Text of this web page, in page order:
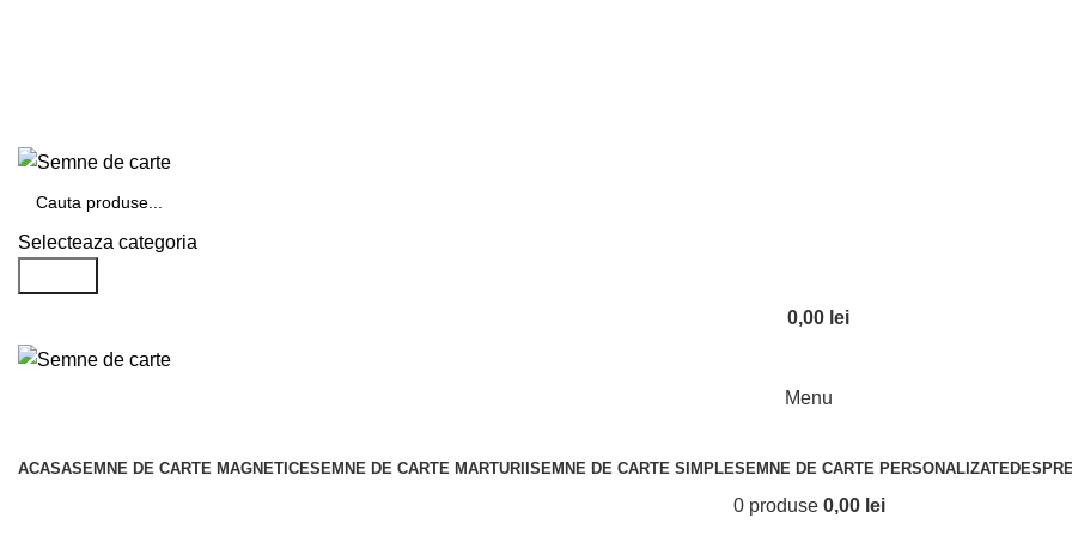
Selecteaza categoria
0,00 lei
Menu
ACASASEMNE DE CARTE MAGNETICESEMNE DE CARTE MARTURIISEMNE DE CARTE SIMPLESEMNE DE CARTE PERSONALIZATE
0 produse 0,00 lei